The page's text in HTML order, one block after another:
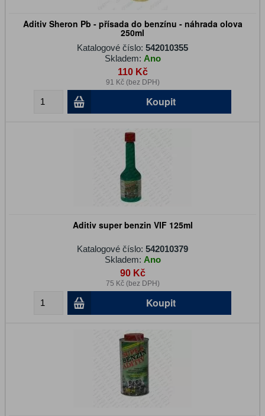
Aditiv Sheron Pb - přísada do benzínu - náhrada olova
250ml
Katalogové číslo: 542010355
Skladem: Ano
110 Kč
91 Kč (bez DPH)
Koupit
Aditiv super benzin VIF 125ml
Katalogové číslo: 542010379
Skladem: Ano
90 Kč
75 Kč (bez DPH)
Koupit